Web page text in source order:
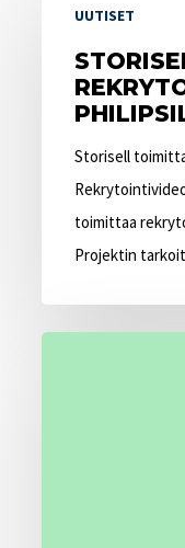
toimittaa
rekrytointivideon
Philipsille
UUTISET
Storisell
toimittaa
Projektin